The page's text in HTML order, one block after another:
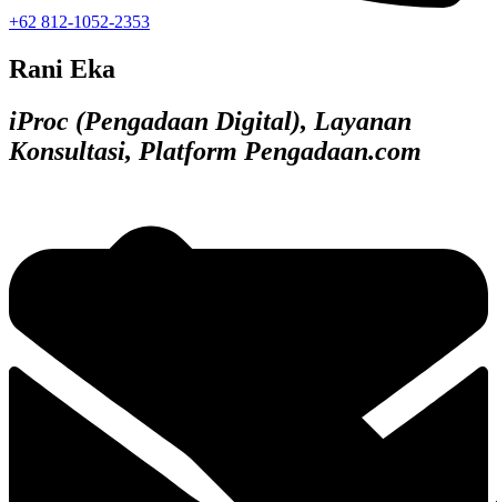
+62 812-1052-2353
Rani Eka
iProc (Pengadaan Digital), Layanan
Konsultasi, Platform Pengadaan.com